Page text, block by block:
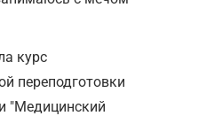
курс
переподготовки
"Медицинский